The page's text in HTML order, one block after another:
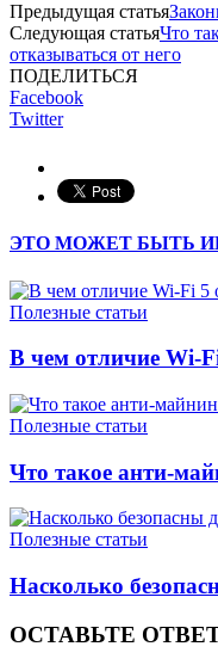
Предыдущая статья
Следующая статьяЧто
отказываться от него
ПОДЕЛИТЬСЯ
Facebook
Twitter
ЭТО МОЖЕТ БЫТЬ
Полезные статьи
В чем отличие Wi-
Полезные статьи
Что такое анти-
Полезные статьи
Насколько
ОСТАВЬТЕ